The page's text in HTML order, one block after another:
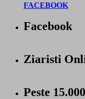
FACEBOOK
Facebook
Ziaristi
Peste